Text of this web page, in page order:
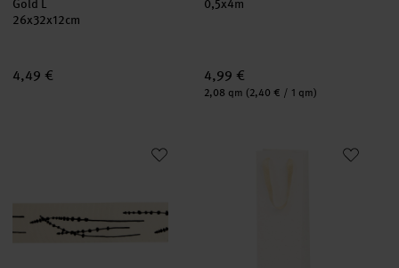
Gold L
26x32x12cm
4,49 €
0,5x4m
4,99 €
Inhalt:
2,08 qm (2,40 € / 1 qm)
Paper Poetry Taftband Gräser ElfenbeinFlaschentüte Natur